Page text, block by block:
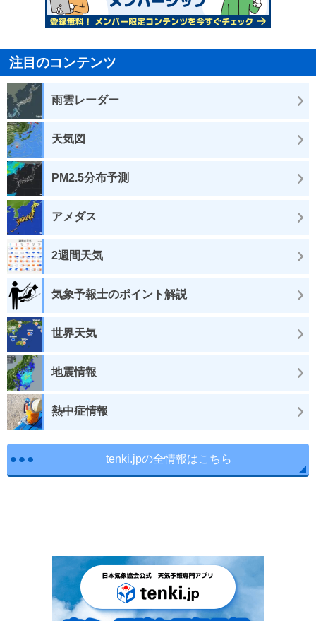
注目のコンテンツ
雨雲レーダー
天気図
PM2.5分布予測
アメダス
2週間天気
気象予報士のポイント解説
世界天気
地震情報
熱中症情報
tenki.jpの全情報はこちら